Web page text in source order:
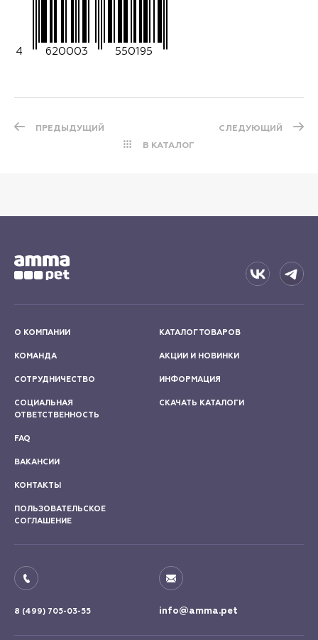
4 620003 550195
ПРЕДЫДУЩИЙ
В КАТАЛОГ
СЛЕДУЮЩИЙ
О КОМПАНИИ
КОМАНДА
СОТРУДНИЧЕСТВО
СОЦИАЛЬНАЯ
ОТВЕТСТВЕННОСТЬ
КАТАЛОГ ТОВАРОВ
АКЦИИ И НОВИНКИ
ИНФОРМАЦИЯ
СКАЧАТЬ КАТАЛОГИ
FAQ
ВАКАНСИИ
КОНТАКТЫ
ПОЛЬЗОВАТЕЛЬСКОЕ
СОГЛАШЕНИЕ
8 (499) 705-03-55 info@amma.pet